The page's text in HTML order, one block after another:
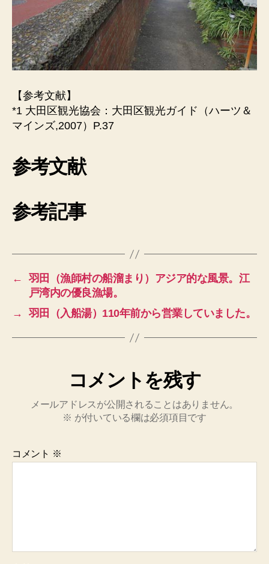
【参考文献】
*1 大田区観光協会：大田区観光ガイド（ハーツ＆
マインズ,2007）P.37
参考文献
参考記事
←
羽田（漁師村の船溜まり）アジア的な風景。江
戸湾内の優良漁場。
→
羽田（入船湯）110年前から営業していました。
コメントを残す
メールアドレスが公開されることはありません。
※ が付いている欄は必須項目です
コメント ※